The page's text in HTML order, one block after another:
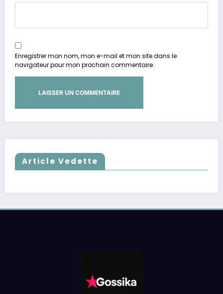
Enregistrer mon nom, mon e-mail et mon site dans le
navigateur pour mon prochain commentaire.
Article Vedette